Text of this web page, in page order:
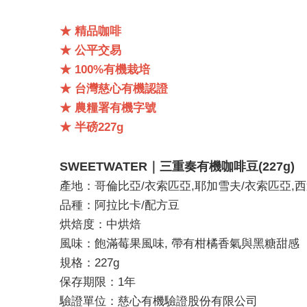
★ 精品咖啡
★ 公平交易
★ 100%有機栽培
★ 台灣慈心有機認證
★ 農糧署有機字號
★ 半磅227g
SWEETWATER｜三重奏有機咖啡豆(227g)
產地：哥倫比亞/衣索匹亞,耶加雪夫/衣索匹亞,
品種：阿拉比卡/配方豆
烘焙度：中烘焙
風味：飽滿莓果風味, 帶有柑橘香氣與黑糖甜感
規格：227g
保存期限：1年
驗證單位：慈心有機驗證股份有限公司